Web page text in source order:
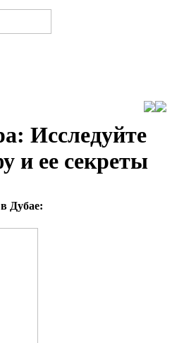
Исследуйте
и ее секреты
Дубае: